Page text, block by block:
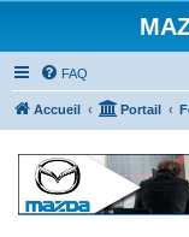
FAQ
Accueil Portail